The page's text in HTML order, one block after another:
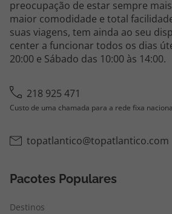
preocupação de estar sempre
maior comodidade e total
suas viagens, tem ainda ao seu
center a funcionar todos os dias
20:00 e Sábado das 10:00 às 14:00.
218 925 471
Custo de uma chamada para a rede fixa
topatlantico@topatlantico.com
Pacotes Populares
Destinos